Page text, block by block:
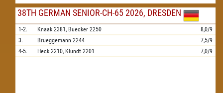
38TH GERMAN SENIOR-CH-65 2026, DRESDEN
1-2. Knaak 2381, Buecker 2250
8,0/9
3.
Brueggemann 2244
7,5/9
4-5.
Heck 2210, Klundt 2201 7,0/9